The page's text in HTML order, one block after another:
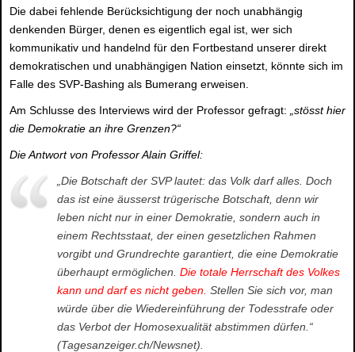
Die dabei fehlende Berücksichtigung der noch unabhängig
denkenden Bürger, denen es eigentlich egal ist, wer sich
kommunikativ und handelnd für den Fortbestand unserer direkt
demokratischen und unabhängigen Nation einsetzt, könnte sich im
Falle des SVP-Bashing als Bumerang erweisen.
Am Schlusse des Interviews wird der Professor gefragt:
„stösst hier
die Demokratie an ihre Grenzen?“
Die Antwort von Professor Alain Griffel:
„Die Botschaft der SVP lautet: das Volk darf alles. Doch
das ist eine äusserst trügerische Botschaft, denn wir
leben nicht nur in einer Demokratie, sondern auch in
einem Rechtsstaat, der einen gesetzlichen Rahmen
vorgibt und Grundrechte garantiert, die eine Demokratie
überhaupt ermöglichen. Die totale Herrschaft des Volkes
kann und darf es nicht geben. Stellen Sie sich vor, man
würde über die Wiedereinführung der Todesstrafe oder
das Verbot der Homosexualität abstimmen dürfen.“
(Tagesanzeiger.ch/Newsnet).